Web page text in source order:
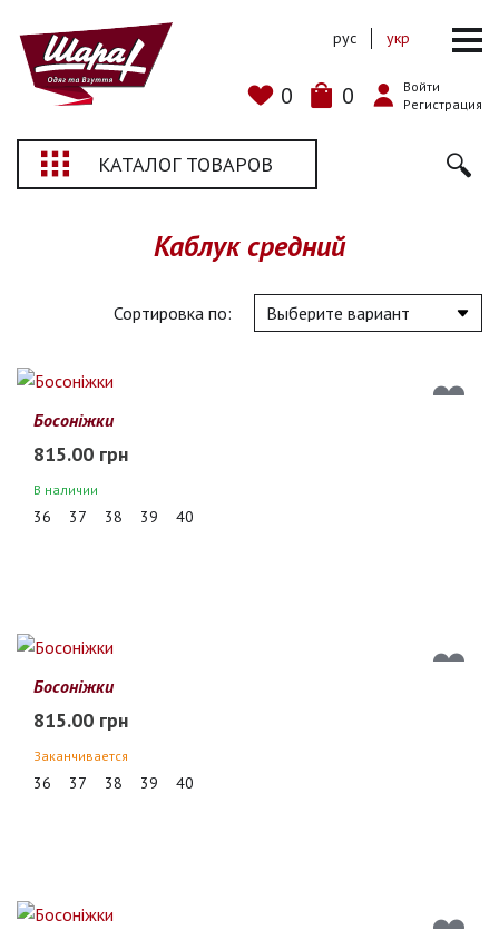
0 0
Войти
Регистрация
рус укр
КАТАЛОГ ТОВАРОВ
Каблук средний
Сортировка по:
Босоніжки
815.00 грн
В наличии
36 37 38 39 40
Босоніжки
815.00 грн
Заканчивается
36 37 38 39 40